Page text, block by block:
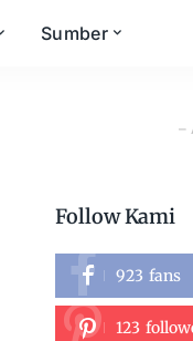
Sumber
–
Follow Kami
923 fans
123